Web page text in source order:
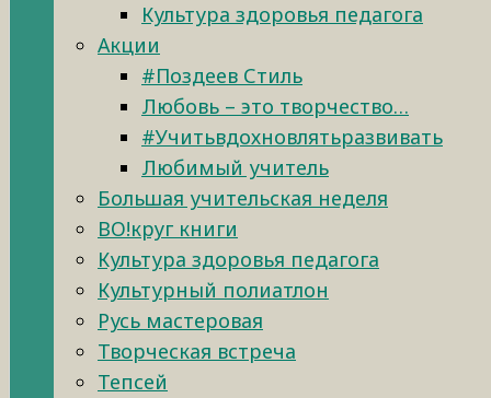
Культура здоровья педагога
Акции
#Поздеев Стиль
Любовь – это творчество…
#Учитьвдохновлятьразвивать
Любимый учитель
Большая учительская неделя
ВО!круг книги
Культура здоровья педагога
Культурный полиатлон
Русь мастеровая
Творческая встреча
Тепсей